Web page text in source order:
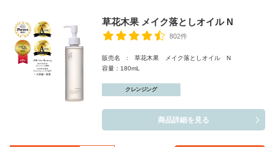
草花木果 メイク落としオイル N
802件
販売名 : 草花木果 メイク落としオイル N
容量：180mL
クレンジング
商品詳細を見る